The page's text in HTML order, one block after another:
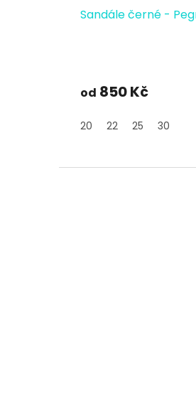
Sandále černé -
od 850 Kč
20 22 25 30